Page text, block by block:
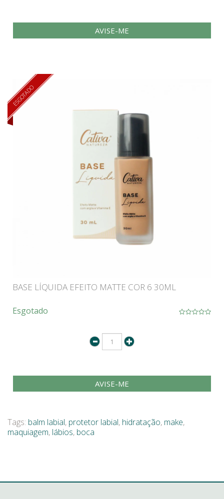
AVISE-ME
ESGOTADO
BASE LÍQUIDA EFEITO MATTE COR 6 30ML
Esgotado
AVISE-ME
Tags: balm labial, protetor labial, hidratação, make,
maquiagem, lábios, boca